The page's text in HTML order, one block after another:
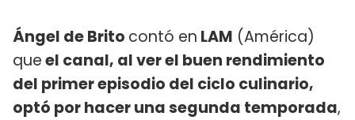
Ángel de Brito contó en LAM (América)
queel canal, al ver el buen rendimiento
del primer episodio del ciclo culinario,
optó por hacer una segunda temporada,